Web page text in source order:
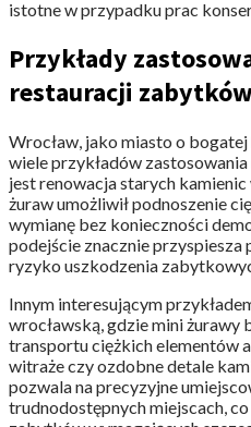
istotne w przypadku prac
Przykłady
restauracji zabytków
Wrocław, jako miasto o
wiele przykładów
jest renowacja starych
żuraw umożliwił podnoszenie
wymianę bez konieczności
podejście znacznie przyspiesza
ryzyko uszkodzenia
Innym interesującym
wrocławską, gdzie mini żurawy
transportu ciężkich elementów
witraże czy ozdobne detale
pozwala na precyzyjne
trudnodostępnych miejscach,